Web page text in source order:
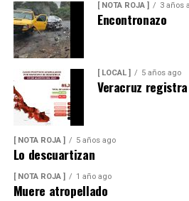
[ NOTA ROJA ] 3 años
Encontronazo
[ LOCAL ] 5 años ago
Veracruz
[ NOTA ROJA ] 5 años ago
Lo descuartizan
[ NOTA ROJA ] 1 año ago
Muere atropellado